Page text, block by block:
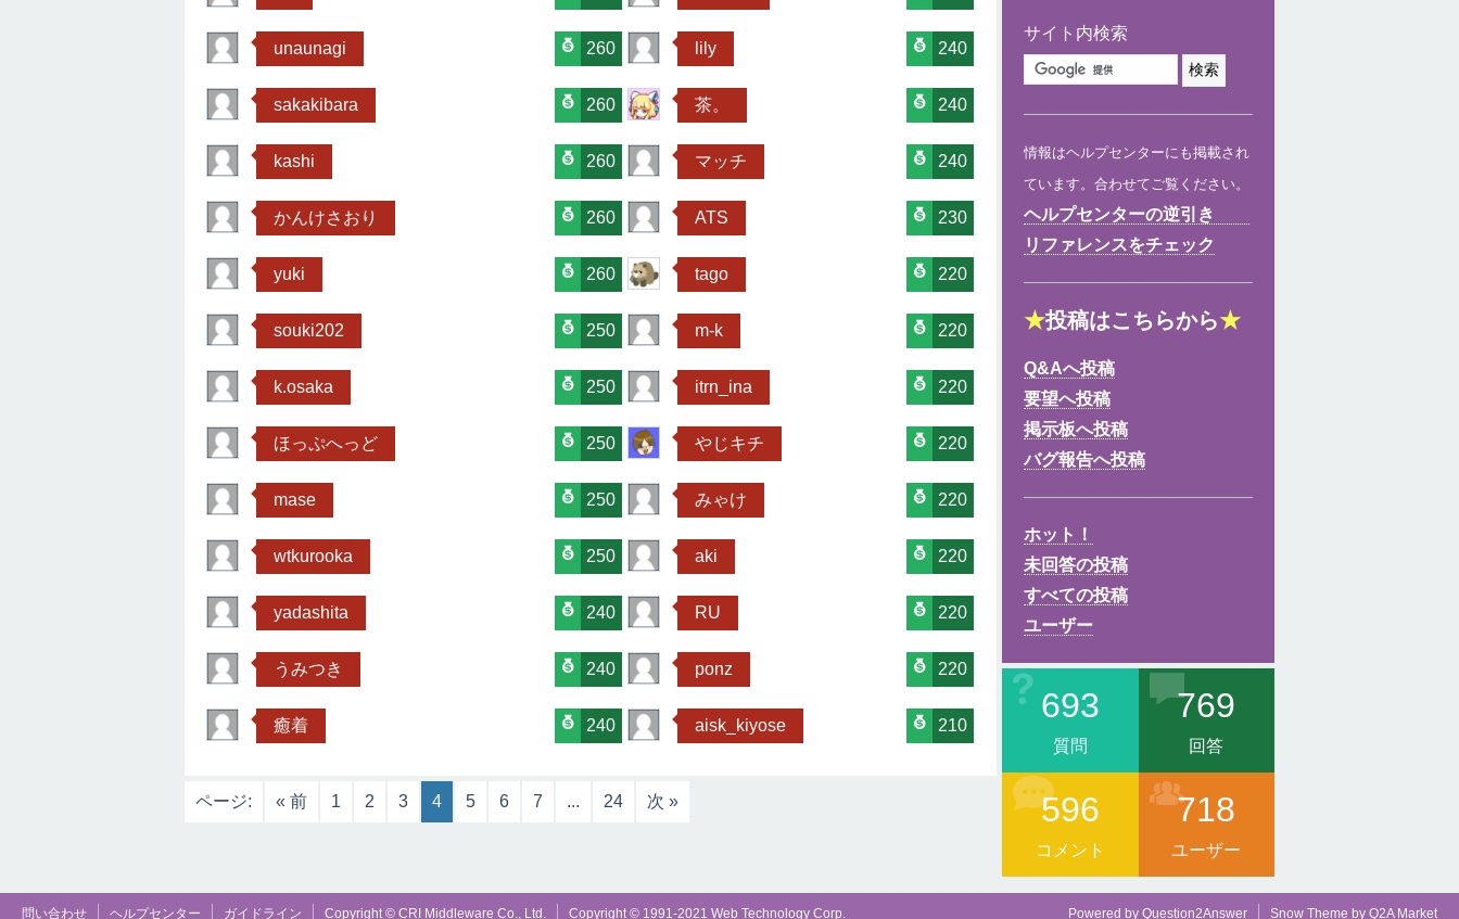
unaunagi 260 lily 240
sakakibara 260 茶。 240
kashi 260 マッチ 240
かんけさおり 260 ATS 230
yuki 260 tago 220
souki202 250 m-k 220
k.osaka 250 itrn_ina 220
ほっぷへっど 250 やじキチ 220
mase 250 みゃけ 220
wtkurooka 250 aki 220
yadashita 240 RU 220
うみつき 240 ponz 220
癒着 240 aisk_kiyose 210
ページ: « 前 1 2 3 4 5 6 7 ... 24 次 »
サイト内検索
情報はヘルプセンターにも掲載され
ています。合わせてご覧ください。
ヘルプセンターの逆引き
リファレンスをチェック
★投稿はこちらから★
Q&Aへ投稿
要望へ投稿
掲示板へ投稿
バグ報告へ投稿
ホット！
未回答の投稿
すべての投稿
ユーザー
693
質問
769
回答
596
コメント
718
ユーザー
問い合わせ ヘルプセンター ガイドライン Copyright © CRI Middleware Co., Ltd. Copyright © 1991-2021 Web Technology Corp. Snow Theme by Q2A Market
Powered by Question2Answer